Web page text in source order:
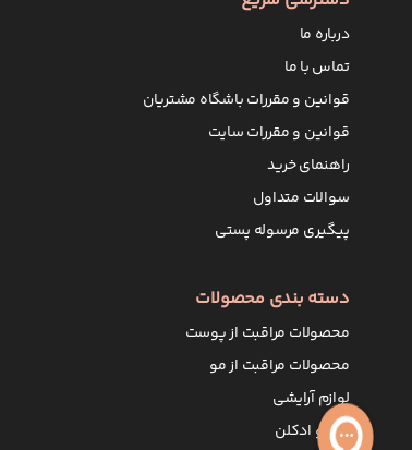
درباره ما
تماس با ما
قوانین و مقررات باشگاه مشتریان
قوانین و مقررات سایت
راهنمای خرید
سوالات متداول
پیگیری مرسوله پستی
دسته بندی محصولات
محصولات مراقبت از پوست
محصولات مراقبت از مو
لوازم آرایشی
عطر و ادکلن